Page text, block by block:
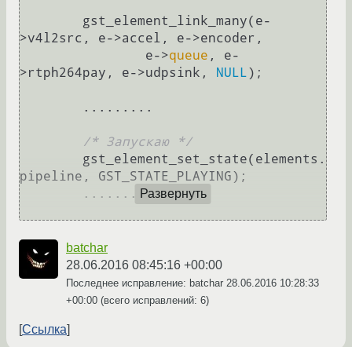
>v4l2src, e->accel, e->encoder,
		e->
queue , e-
>rtph264pay, e->udpsink,
NULL);
/* Запускаю */
pipeline, GST_STATE_PLAYING);
Развернуть
batchar
28.06.2016 08:45:16 +00:00
Последнее исправление: batchar 28.06.2016 10:28:33
+00:00 (всего исправлений: 6)
Ссылка